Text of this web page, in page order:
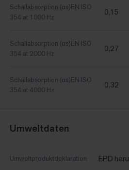
Schallabsorption (αs)EN ISO
354 at 1000 Hz
0,15
Schallabsorption (αs)EN ISO
354 at 2000 Hz
0,27
Schallabsorption (αs)EN ISO
354 at 4000 Hz
0,32
Umweltdaten
Umweltproduktdeklaration EPD